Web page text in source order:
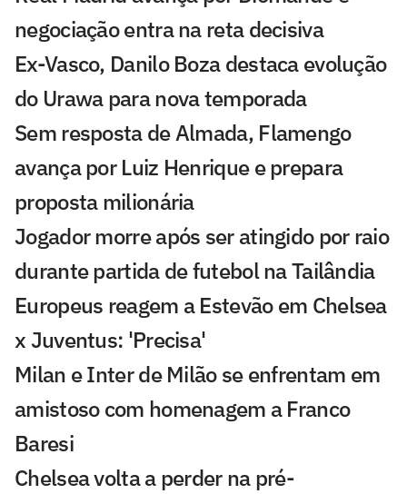
negociação entra na reta decisiva
Ex-Vasco, Danilo Boza destaca evolução
do Urawa para nova temporada
Sem resposta de Almada, Flamengo
avança por Luiz Henrique e prepara
proposta milionária
Jogador morre após ser atingido por raio
durante partida de futebol na Tailândia
Europeus reagem a Estevão em Chelsea
x Juventus: 'Precisa'
Milan e Inter de Milão se enfrentam em
amistoso com homenagem a Franco
Baresi
Chelsea volta a perder na pré-